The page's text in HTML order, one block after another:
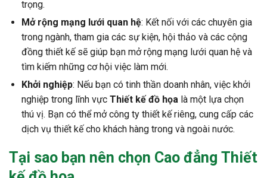
trọng.
Mở rộng mạng lưới quan hệ: Kết nối với các chuyên gia
trong ngành, tham gia các sự kiện, hội thảo và các cộng
đồng thiết kế sẽ giúp bạn mở rộng mạng lưới quan hệ và
tìm kiếm những cơ hội việc làm mới.
Khởi nghiệp: Nếu bạn có tinh thần doanh nhân, việc khởi
nghiệp trong lĩnh vực Thiết kế đồ họa là một lựa chọn
thú vị. Bạn có thể mở công ty thiết kế riêng, cung cấp các
dịch vụ thiết kế cho khách hàng trong và ngoài nước.
Tại sao bạn nên chọn Cao đẳng Thiết